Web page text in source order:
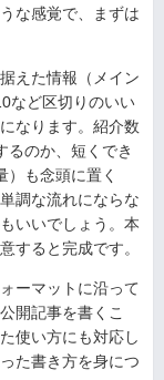
な感覚で、まずは
えた情報（メイン
など区切りのいい
なります。紹介数
るのか、短くでき
も念頭に置く
調な流れにならな
いいでしょう。本
すると完成です。
ーマットに沿って
開記事を書くこ
使い方にも対応し
た書き方を身につ